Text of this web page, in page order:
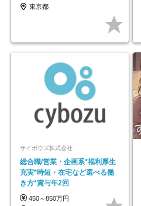
東京都
サイボウズ株式会社
総合職/営業・企画系*福利厚生
充実*時短・在宅など選べる働
き方*賞与年2回
450～850万円